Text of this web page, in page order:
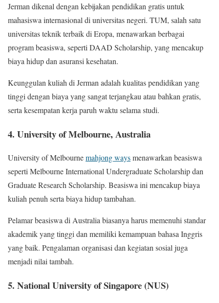
Jerman dikenal dengan kebijakan pendidikan gratis untuk
mahasiswa internasional di universitas negeri. TUM, salah satu
universitas teknik terbaik di Eropa, menawarkan berbagai
program beasiswa, seperti DAAD Scholarship, yang mencakup
biaya hidup dan asuransi kesehatan.
Keunggulan kuliah di Jerman adalah kualitas pendidikan yang
tinggi dengan biaya yang sangat terjangkau atau bahkan gratis,
serta kesempatan kerja paruh waktu selama studi.
4. University of Melbourne, Australia
University of Melbournemahjong waysmenawarkan beasiswa
seperti Melbourne International Undergraduate Scholarship dan
Graduate Research Scholarship. Beasiswa ini mencakup biaya
kuliah penuh serta biaya hidup tambahan.
Pelamar beasiswa di Australia biasanya harus memenuhi standar
akademik yang tinggi dan memiliki kemampuan bahasa Inggris
yang baik. Pengalaman organisasi dan kegiatan sosial juga
menjadi nilai tambah.
5. National University of Singapore (NUS)